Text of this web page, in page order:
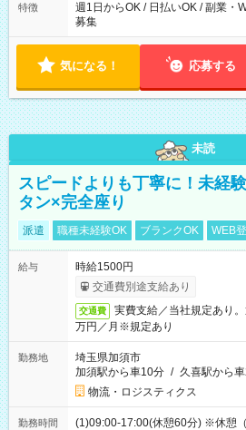
特徴
週1日からOK / 日払いOK / 副業・
募集
気になる！ 応募する
未読
スピードよりも丁寧に！未経
タン×完全座り
派遣 職種未経験OK ブランクOK WEB
給与
時給1500円
交通費別途支給あり
交通費
実費支給／当社規定あり
万円／月※規定あり
勤務地
埼玉県加須市
加須駅から車10分 / 久喜駅から
物流・ロジスティクス
勤務時間 (1)09:00-17:00(休憩60分) ※休憩